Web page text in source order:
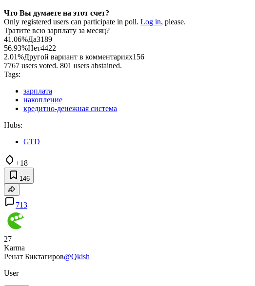
Что Вы думаете на этот счет?
Only registered users can participate in poll. Log in, please.
Тратите всю зарплату за месяц?
41.06%Да3189
56.93%Нет4422
2.01%Другой вариант в комментариях156
7767 users voted. 801 users abstained.
Tags:
зарплата
накопление
кредитно-денежная система
Hubs:
GTD
+18
146
713
27
Karma
Ренат Биктагиров@Qkish
User